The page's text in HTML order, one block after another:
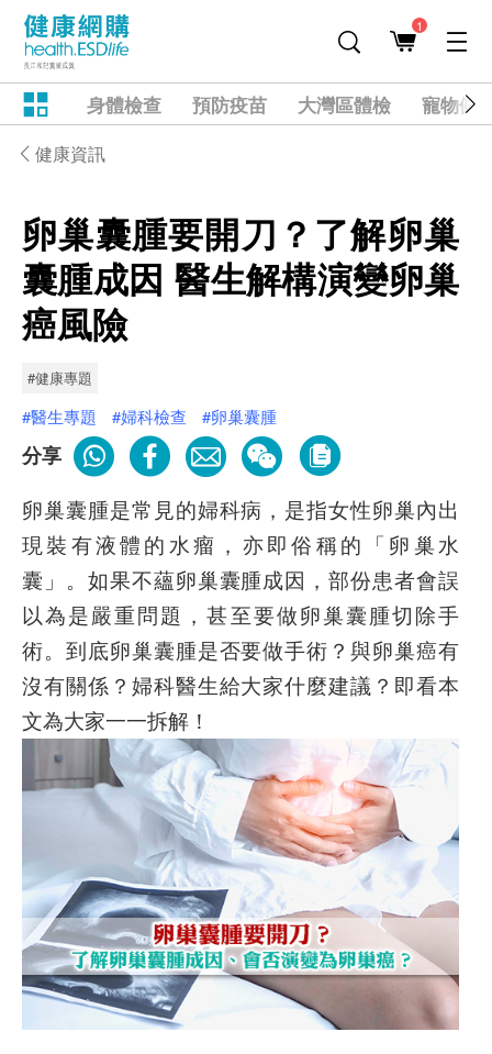
1
身體檢查 預防疫苗 大灣區體檢 寵物健
健康資訊
卵巢囊腫要開刀？了解卵巢
囊腫成因 醫生解構演變卵巢
癌風險
#健康專題
#醫生專題 #婦科檢查 #卵巢囊腫
分享
卵巢囊腫是常見的婦科病，是指女性卵巢內出
現裝有液體的水瘤，亦即俗稱的「卵巢水
囊」。如果不蘊卵巢囊腫成因，部份患者會誤
以為是嚴重問題，甚至要做卵巢囊腫切除手
術。到底卵巢囊腫是否要做手術？與卵巢癌有
沒有關係？婦科醫生給大家什麼建議？即看本
文為大家一一拆解！